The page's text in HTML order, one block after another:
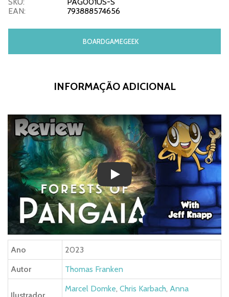
EAN:
793888574656
BOARDGAMEGEEK
INFORMAÇÃO ADICIONAL
Play
Ano
2023
Autor
Thomas Franken
Marcel Domke, Chris Karbach, Anna